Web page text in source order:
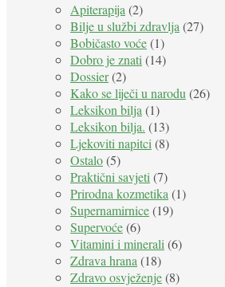
Apiterapija(2)
Bilje u službi zdravlja(27)
Bobičasto voće(1)
Dobro je znati(14)
Dossier(2)
Kako se liječi u narodu(26)
Leksikon bilja(1)
Leksikon bilja. (13)
Ljekoviti napitci(8)
Ostalo(5)
Praktični savjeti(7)
Prirodna kozmetika(1)
Supernamirnice(19)
Supervoće(6)
Vitamini i minerali(6)
Zdrava hrana(18)
Zdravo osvježenje(8)